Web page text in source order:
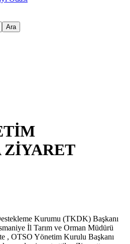
ZİYARET
Kurumu (TKDK) Başkanı
İl Tarım ve Orman Müdürü
, OTSO Yönetim Kurulu Başkanı